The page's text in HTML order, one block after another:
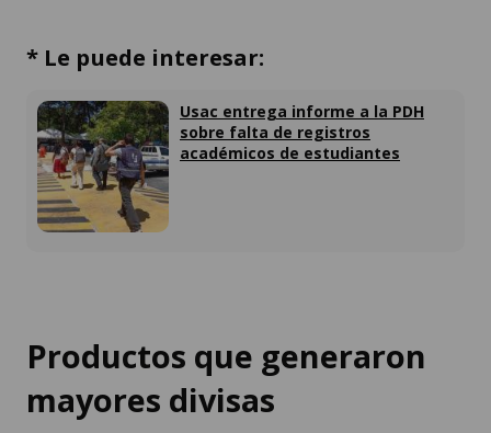
* Le puede interesar:
Usac entrega informe a la PDH
sobre falta de registros
académicos de estudiantes
Productos que generaron
mayores divisas